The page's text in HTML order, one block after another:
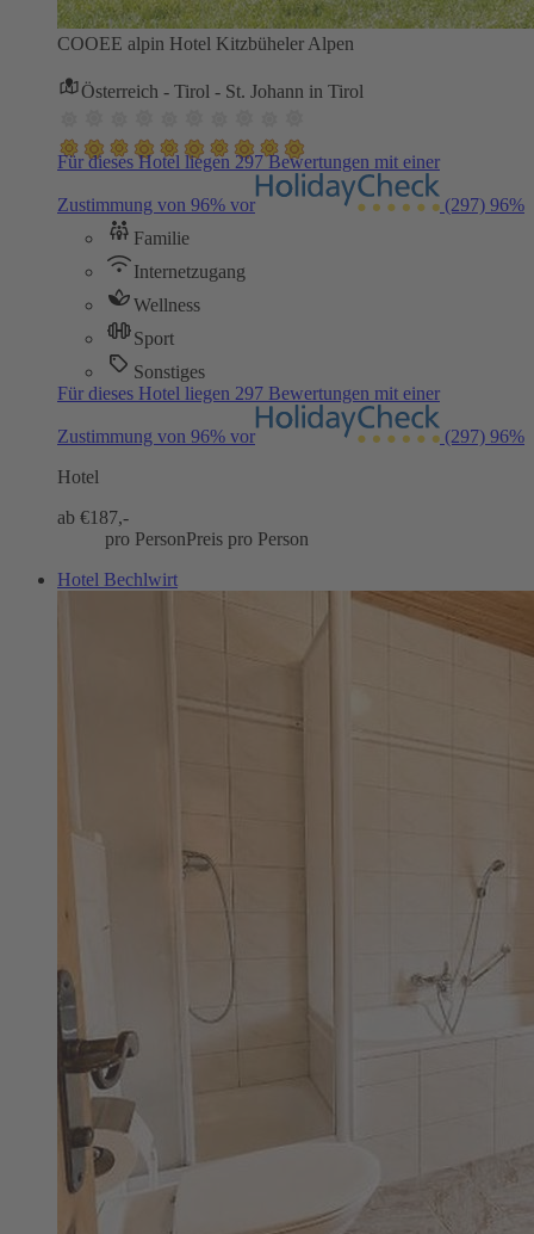
COOEE alpin Hotel Kitzbüheler Alpen
Österreich - Tirol - St. Johann in Tirol
Für dieses Hotel liegen 297 Bewertungen mit einer
Zustimmung von 96% vor (297) 96%
Familie
Internetzugang
Wellness
Sport
Sonstiges
Für dieses Hotel liegen 297 Bewertungen mit einer
Zustimmung von 96% vor (297) 96%
Hotel
ab €187,-
pro PersonPreis pro Person
Hotel Bechlwirt